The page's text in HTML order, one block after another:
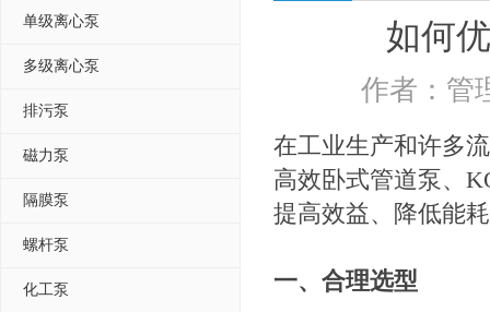
单级离心泵
多级离心泵
排污泵
磁力泵
隔膜泵
螺杆泵
化工泵
如何
作者：
在工业生产和许多
高效卧式管道泵、
提高效益、降低能
一、合理选型